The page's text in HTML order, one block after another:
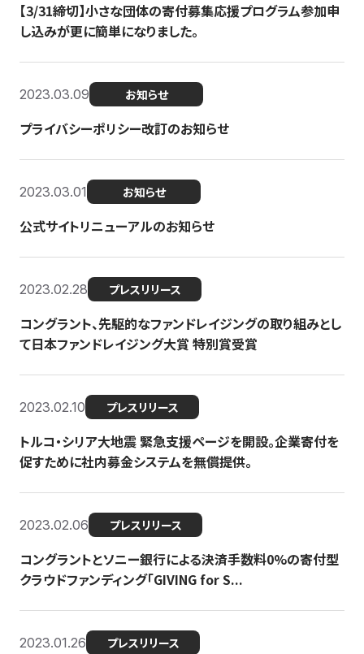
【3/31締切】小さな団体の寄付募集応援プログラム参加申
し込みが更に簡単になりました。
2023.03.09 お知らせ
プライバシーポリシー改訂のお知らせ
2023.03.01 お知らせ
公式サイトリニューアルのお知らせ
2023.02.28 プレスリリース
コングラント、先駆的なファンドレイジングの取り組みとし
て日本ファンドレイジング大賞 特別賞受賞
2023.02.10 プレスリリース
トルコ・シリア大地震 緊急支援ページを開設。企業寄付を
促すために社内募金システムを無償提供。
2023.02.06 プレスリリース
コングラントとソニー銀行による決済手数料0%の寄付型
クラウドファンディング「GIVING for S...
2023.01.26 プレスリリース